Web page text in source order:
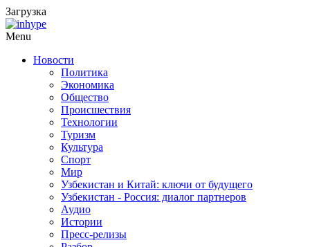
Загрузка
Menu
Новости
Политика
Экономика
Общество
Происшествия
Технологии
Туризм
Культура
Спорт
Мир
Узбекистан и Китай: ключи от будущего
Узбекистан - Россия: диалог партнеров
Аудио
Истории
Пресс-релизы